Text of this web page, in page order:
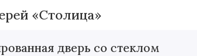
дверь со стеклом